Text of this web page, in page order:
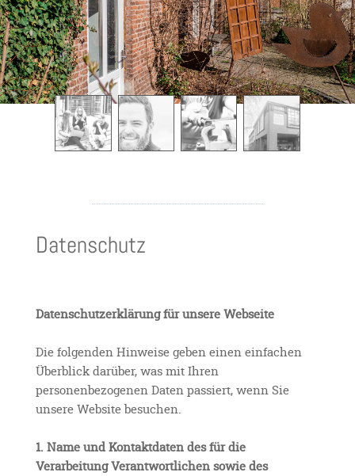
Datenschutz
Datenschutzerklärung für unsere Webseite
Die folgenden Hinweise geben einen einfachen
Überblick darüber, was mit Ihren
personenbezogenen Daten passiert, wenn Sie
unsere Website besuchen.
1. Name und Kontaktdaten des für die
Verarbeitung Verantwortlichen sowie des